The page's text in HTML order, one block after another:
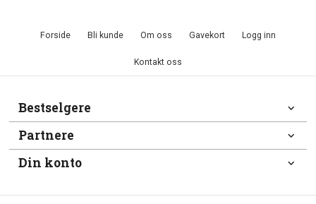
Forside Bli kunde Om oss Gavekort Logg inn
Kontakt oss
Bestselgere
Partnere
Din konto